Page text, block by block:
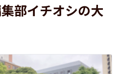
部イチオシの大